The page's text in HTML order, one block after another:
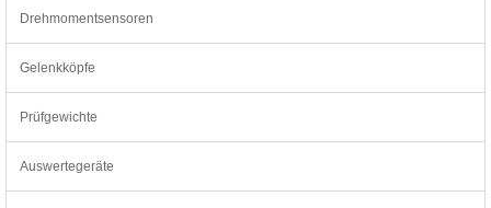
Drehmomentsensoren
Gelenkköpfe
Prüfgewichte
Auswertegeräte